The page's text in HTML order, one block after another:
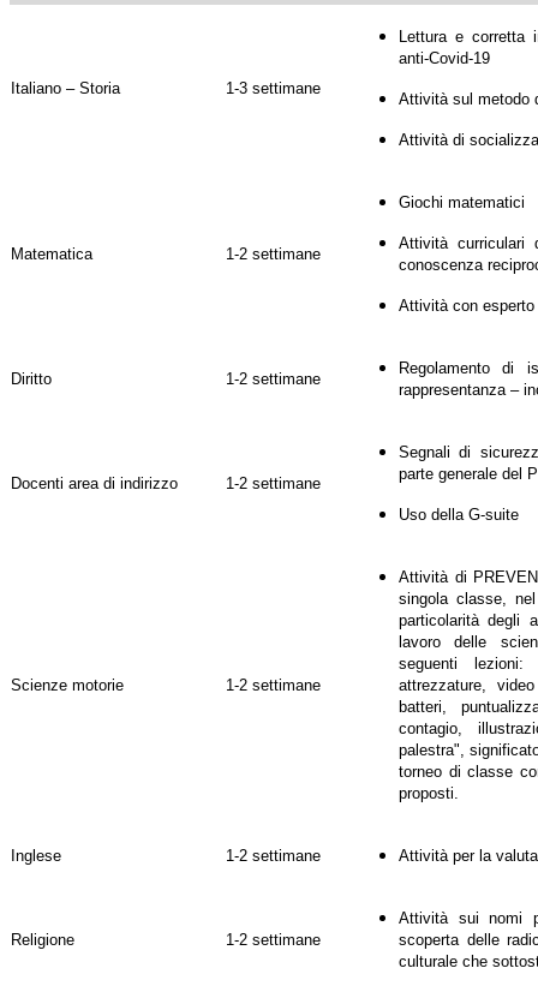
Italiano – Storia 1-3 settimane
Lettura e corretta
anti-Covid-19
Attività sul metodo
Attività di
Matematica 1-2 settimane
Giochi matematici
Attività curriculari
conoscenza
Attività con
Diritto 1-2 settimane
Regolamento di
rappresentanza –
Docenti area di indirizzo 1-2 settimane
Segnali di
parte generale del
Uso della G-suite
Scienze motorie 1-2 settimane
Attività di
singola classe,
particolarità degli
lavoro delle
seguenti
attrezzature,
batteri,
contagio,
palestra",
torneo di classe
proposti.
Inglese 1-2 settimane Attività per la
Religione 1-2 settimane
Attività sui nomi
scoperta delle
culturale che